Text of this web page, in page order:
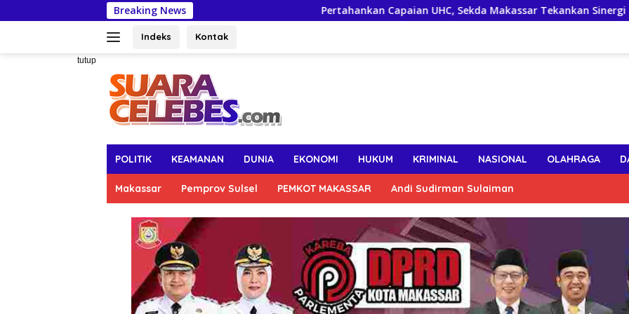
ke
Breaking News Pertahankan Capaian UHC, Sekda Makassar Tekankan Sinergi Lintas OPD
Indeks Kontak
tutup
POLITIK KEAMANAN DUNIA EKONOMI HUKUM KRIMINAL NASIONAL OLAHRAGA
Makassar Pemprov Sulsel PEMKOT MAKASSAR Andi Sudirman Sulaiman